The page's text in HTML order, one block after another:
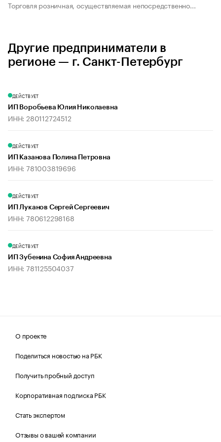
Торговля розничная, осуществляемая непосредственно...
Другие предприниматели в
регионе — г. Санкт-Петербург
ДЕЙСТВУЕТ
ИП Воробьева Юлия Николаевна
ИНН: 280112724512
ДЕЙСТВУЕТ
ИП Казанова Полина Петровна
ИНН: 781003819696
ДЕЙСТВУЕТ
ИП Луканов Сергей Сергеевич
ИНН: 780612298168
ДЕЙСТВУЕТ
ИП Зубенина София Андреевна
ИНН: 781125504037
О проекте
Поделиться новостью на РБК
Получить пробный доступ
Корпоративная подписка РБК
Стать экспертом
Отзывы о вашей компании